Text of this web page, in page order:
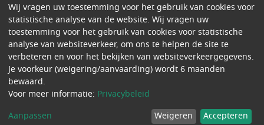
Cookies
Gender Equality
Wij vragen uw toestemming voor het gebruik van cookies voor
statistische analyse van de website. Wij vragen uw
toestemming voor het gebruik van cookies voor statistische
analyse van websiteverkeer, om ons te helpen de site te
verbeteren en voor het bekijken van websiteverkeergegevens.
Je voorkeur (weigering/aanvaarding) wordt 6 maanden
bewaard.
Voor meer informatie: Privacybeleid
Aanpassen Weigeren Accepteren